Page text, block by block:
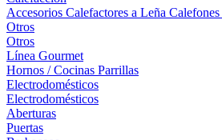
Accesorios Calefactores a Leña Calefones
Otros
Otros
Línea Gourmet
Hornos / Cocinas Parrillas
Electrodomésticos
Electrodomésticos
Aberturas
Puertas